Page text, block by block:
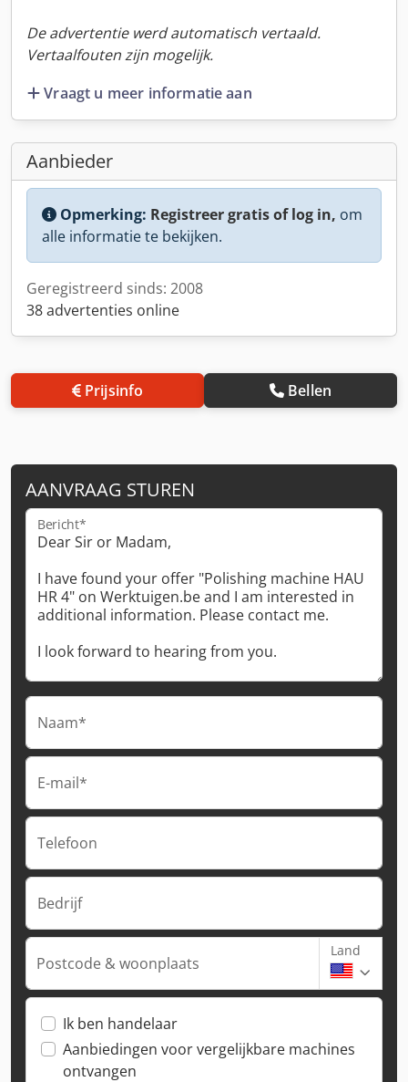
De advertentie werd automatisch vertaald.
Vertaalfouten zijn mogelijk.
Vraagt u meer informatie aan
Aanbieder
Opmerking: Registreer gratis of log in, om
alle informatie te bekijken.
Geregistreerd sinds: 2008
38 advertenties online
Prijsinfo Bellen
AANVRAAG STUREN
Bericht*
Naam*
E-mail*
Telefoon
Bedrijf
Postcode & woonplaats
Land
Ik ben handelaar
Aanbiedingen voor vergelijkbare machines
ontvangen